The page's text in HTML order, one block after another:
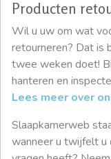
Producten
Wil u uw om wat
retourneren? Dat is
twee weken doet!
hanteren en
Lees meer over
Slaapkamerweb
wanneer u twijfelt u